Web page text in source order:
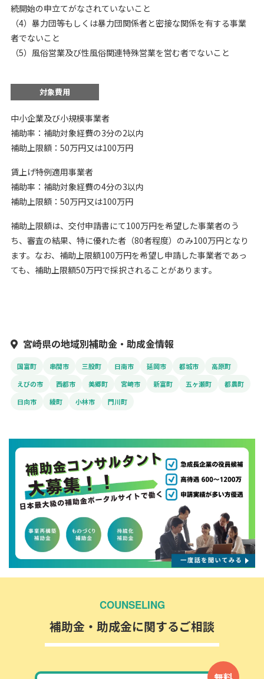
続開始の申立てがなされていないこと
（4）暴力団等もしくは暴力団関係者と密接な関係を有する事業
者でないこと
（5）風俗営業及び性風俗関連特殊営業を営む者でないこと
対象費用
中小企業及び小規模事業者
補助率：補助対象経費の3分の2以内
補助上限額：50万円又は100万円
賃上げ特例適用事業者
補助率：補助対象経費の4分の3以内
補助上限額：50万円又は100万円
補助上限額は、交付申請書にて100万円を希望した事業者のう
ち、審査の結果、特に優れた者（80者程度）のみ100万円となり
ます。なお、補助上限額100万円を希望し申請した事業者であっ
ても、補助上限額50万円で採択されることがあります。
宮崎県の地域別補助金・助成金情報
国富町 串間市 三股町 日南市 延岡市 都城市
高原町
えびの市
西都市 美郷町 宮崎市 新富町 五ヶ瀬町
都農町
日向市
綾町 小林市 門川町
COUNSELING
補助金・助成金に関するご相談